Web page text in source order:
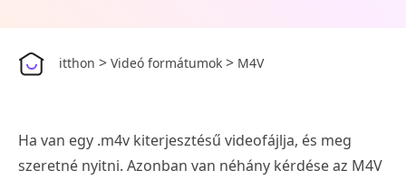
itthon > Videó formátumok > M4V
Ha van egy .m4v kiterjesztésű videofájlja, és meg
szeretné nyitni. Azonban van néhány kérdése az M4V